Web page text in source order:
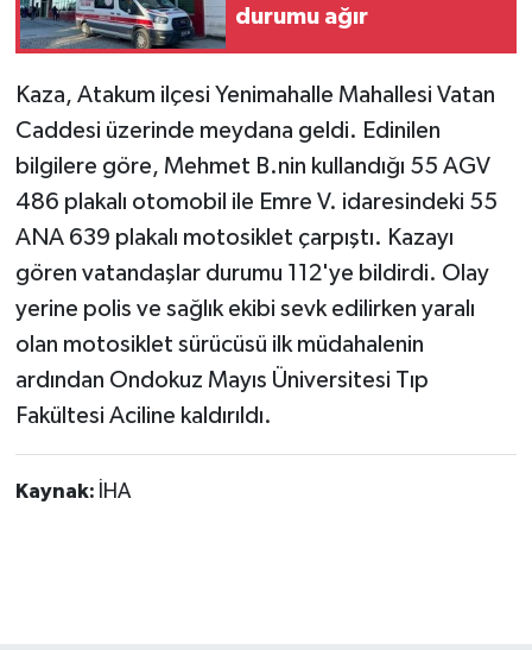
durumu ağır
Kaza, Atakum ilçesi Yenimahalle Mahallesi Vatan
Caddesi üzerinde meydana geldi. Edinilen
bilgilere göre, Mehmet B.nin kullandığı 55 AGV
486 plakalı otomobil ile Emre V. idaresindeki 55
ANA 639 plakalı motosiklet çarpıştı. Kazayı
gören vatandaşlar durumu 112'ye bildirdi. Olay
yerine polis ve sağlık ekibi sevk edilirken yaralı
olan motosiklet sürücüsü ilk müdahalenin
ardından Ondokuz Mayıs Üniversitesi Tıp
Fakültesi Aciline kaldırıldı.
Kaynak: İHA